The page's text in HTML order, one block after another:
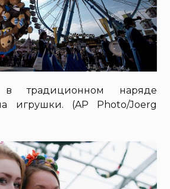
традиционном наряде
игрушки. (AP Photo/Joerg